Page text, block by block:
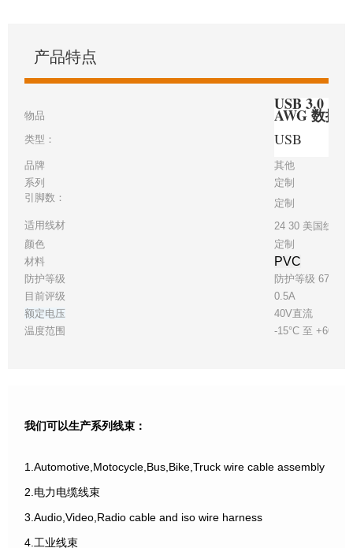
产品特点
物品
USB 3.0 电
AWG 数据
类型： USB
品牌
其他
系列
定制
引脚数：
定制
适用线材
24 30 美国线规
颜色
定制
材料
PVC
防护等级
防护等级 67
目前评级
0.5A
额定电压
40V直流
温度范围
-15°C 至 +60°C
我们可以生产系列线束：
1.Automotive,Motocycle,Bus,Bike,Truck wire cable assembly
2.电力电缆线束
3.Audio,Video,Radio cable and iso wire harness
4.工业线束